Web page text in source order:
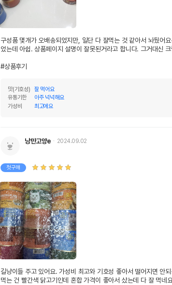
구성품 몇개가 오배송되었지만, 일단 다 잘먹는 것 같아서 놔뒀어
었는데 아쉽. 상품페이지 설명이 잘못된거라고 합니다. 그거대신
#상품후기
맛(기호성)
잘 먹어요
유통기한
아주 넉넉해요
가성비
최고에요
낭만고양e 2024.09.02
첫구매
길냥이들 주고 있어요. 가성비 최고와 기호성 좋아서 떨어지면 안
먹는 건 빨간색 닭고기인데 혼합 가격이 좋아서 샀는데 다 잘 먹네